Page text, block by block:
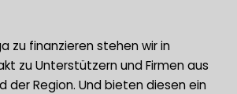
zu finanzieren stehen wir in
zu Unterstützern und Firmen aus
der Region. Und bieten diesen ein